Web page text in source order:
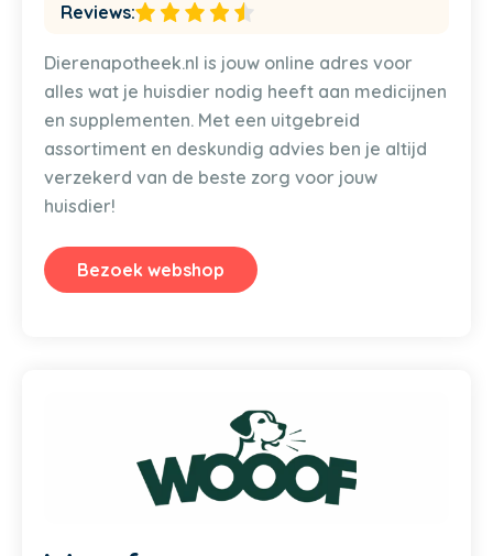
Reviews:
Dierenapotheek.nl is jouw online adres voor
alles wat je huisdier nodig heeft aan medicijnen
en supplementen. Met een uitgebreid
assortiment en deskundig advies ben je altijd
verzekerd van de beste zorg voor jouw
huisdier!
Bezoek webshop